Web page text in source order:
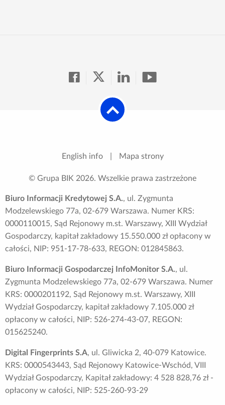
English info Mapa strony
© Grupa BIK 2026. Wszelkie prawa zastrzeżone
Biuro Informacji Kredytowej S.A., ul. Zygmunta
Modzelewskiego 77a, 02-679 Warszawa. Numer KRS:
0000110015, Sąd Rejonowy m.st. Warszawy, XIII Wydział
Gospodarczy, kapitał zakładowy 15.550.000 zł opłacony w
całości, NIP: 951-17-78-633, REGON: 012845863.
Biuro Informacji Gospodarczej InfoMonitor S.A., ul.
Zygmunta Modzelewskiego 77a, 02-679 Warszawa. Numer
KRS: 0000201192, Sąd Rejonowy m.st. Warszawy, XIII
Wydział Gospodarczy, kapitał zakładowy 7.105.000 zł
opłacony w całości, NIP: 526-274-43-07, REGON:
015625240.
Digital Fingerprints S.A, ul. Gliwicka 2, 40-079 Katowice.
KRS: 0000543443, Sąd Rejonowy Katowice-Wschód, VIII
Wydział Gospodarczy, Kapitał zakładowy: 4 528 828,76 zł -
opłacony w całości, NIP: 525-260-93-29